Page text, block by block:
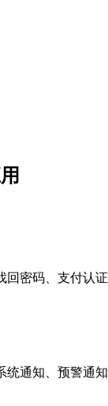
回密码、支付认证
统通知、预警通知